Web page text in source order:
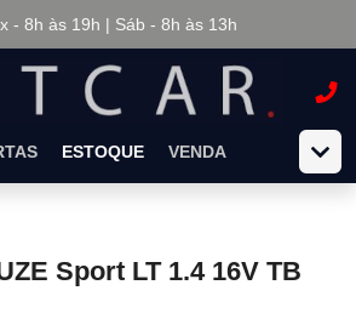
- 8h às 19h | Sáb - 8h às 13h
ESTOQUE VENDA
Sport LT 1.4 16V TB